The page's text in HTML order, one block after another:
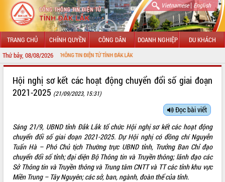
Vietnamese| English
TRANG CHỦ CHÍNH QUYỀN CÔNG DÂN DOANH NGHIỆP DU KHÁCH
Thứ bảy, 08/08/2026
CỔNG THÔNG TIN ĐIỆN TỬ TỈNH ĐẮK LẮK
LÃNH ĐẠO UBND TỈNH
SỞ, BAN, NGÀNH
UBND CÁC XÃ, PHƯỜNG
THÔNG TIN CHỈ ĐẠO ĐIỀU HÀNH
Hội nghị sơ kết các hoạt động chuyển đổi số giai đoạn
2021-2025 (21/09/2023, 15:31)
Đọc bài viết
Sáng 21/9, UBND tỉnh Đắk Lắk tổ chức Hội nghị sơ kết các hoạt động
chuyển đổi số giai đoạn 2021-2025. Dự Hội nghị có đồng chí Nguyễn
Tuấn Hà – Phó Chủ tịch Thường trực UBND tỉnh, Trưởng Ban Chỉ đạo
chuyển đổi số tỉnh; đại diện Bộ Thông tin và Truyền thông; lãnh đạo các
Sở Thông tin và Truyền thông và Trung tâm CNTT và TT các tỉnh khu vực
Miền Trung – Tây Nguyên; các sở, ban, ngành, đoàn thể của tỉnh.